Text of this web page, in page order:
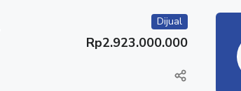
Dijual
Rp2.923.000.000